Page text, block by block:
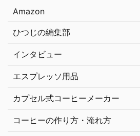
Amazon
ひつじの編集部
インタビュー
エスプレッソ用品
カプセル式コーヒーメーカー
コーヒーの作り方・淹れ方